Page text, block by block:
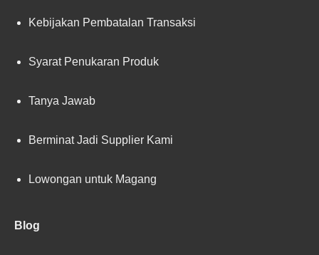
Kebijakan Pembatalan Transaksi
Syarat Penukaran Produk
Tanya Jawab
Berminat Jadi Supplier Kami
Lowongan untuk Magang
Blog